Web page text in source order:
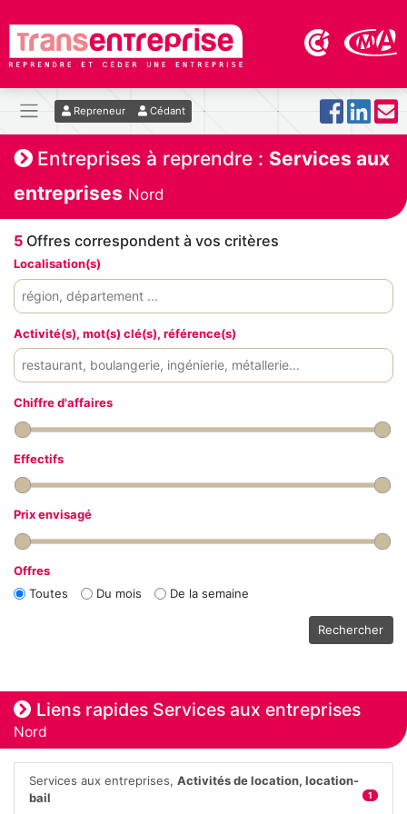
Repreneur Cédant
Entreprises à reprendre : Services aux
entreprises Nord
5 Offres correspondent à vos critères
Localisation(s)
Activité(s), mot(s) clé(s), référence(s)
Chiffre d'affaires
Effectifs
Prix envisagé
Offres
Toutes
Du mois De la semaine
Rechercher
Liens rapides Services aux entreprises
Nord
Services aux entreprises,Activités de location, location-
bail
1